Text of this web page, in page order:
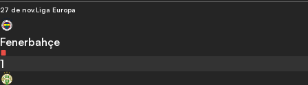
27 de nov.Liga Europa
Fenerbahçe
1